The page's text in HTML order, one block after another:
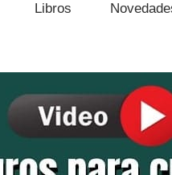
Libros